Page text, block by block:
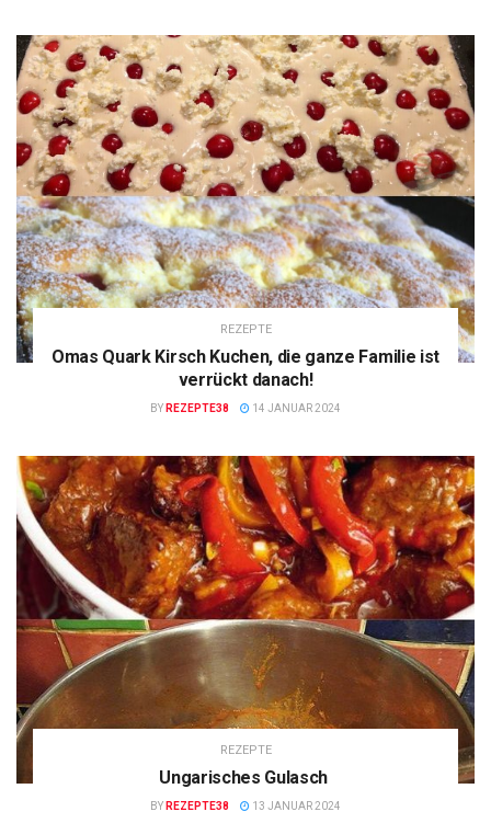
REZEPTE
Omas Quark Kirsch Kuchen, die ganze Familie ist
verrückt danach!
BY REZEPTE38 14 JANUAR 2024
REZEPTE
Ungarisches Gulasch
BY REZEPTE38 13 JANUAR 2024